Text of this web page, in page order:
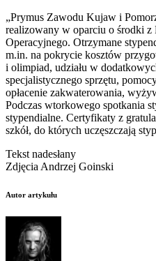
„Prymus Zawodu Kujaw i
realizowany w oparciu o środki z
Operacyjnego. Otrzymane
m.in. na pokrycie kosztów
i olimpiad, udziału w
specjalistycznego sprzętu,
opłacenie zakwaterowania,
Podczas wtorkowego spotkania
stypendialne. Certyfikaty z
szkół, do których uczęszczają
Tekst nadesłany
Zdjęcia Andrzej Goinski
Autor artykułu